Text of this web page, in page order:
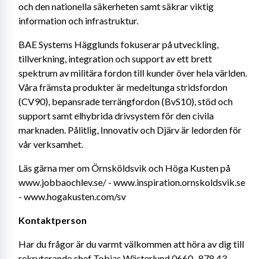
och den nationella säkerheten samt säkrar viktig
information och infrastruktur.
BAE Systems Hägglunds fokuserar på utveckling,
tillverkning, integration och support av ett brett
spektrum av militära fordon till kunder över hela världen.
Våra främsta produkter är medeltunga stridsfordon
(CV90), bepansrade terrängfordon (BvS10), stöd och
support samt elhybrida drivsystem för den civila
marknaden. Pålitlig, Innovativ och Djärv är ledorden för
vår verksamhet.
Läs gärna mer om Örnsköldsvik och Höga Kusten på
www.jobbaochlev.se/ - www.inspiration.ornskoldsvik.se
- www.hogakusten.com/sv
Kontaktperson
Har du frågor är du varmt välkommen att höra av dig till